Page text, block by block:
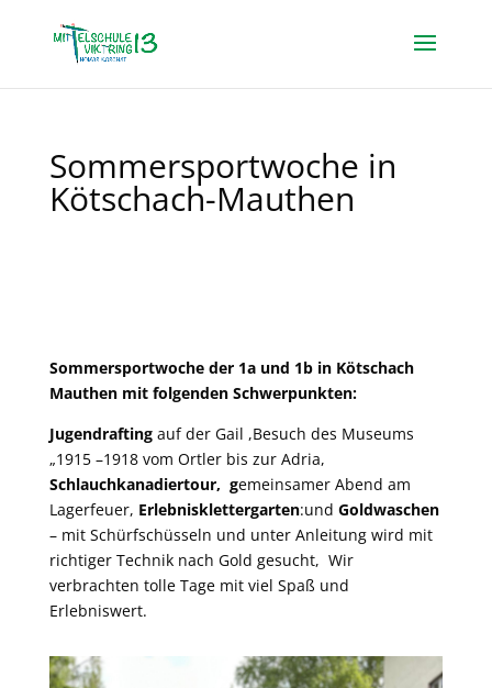
Sommersportwoche in
Kötschach-Mauthen
Sommersportwoche der 1a und 1b in Kötschach
Mauthen mit folgenden Schwerpunkten:
Jugendraftingauf der Gail ,Besuch des Museums
„1915 –1918 vom Ortler bis zur Adria,
Schlauchkanadiertour, gemeinsamer Abend am
Lagerfeuer, Erlebnisklettergarten:und Goldwaschen
– mit Schürfschüsseln und unter Anleitung wird mit
richtiger Technik nach Gold gesucht, Wir
verbrachten tolle Tage mit viel Spaß und
Erlebniswert.